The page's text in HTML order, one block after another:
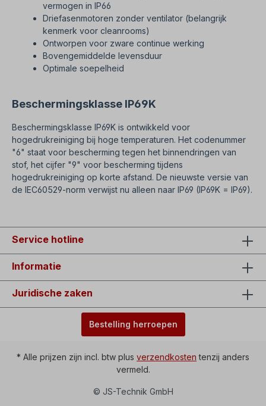
vermogen in IP66
Driefasenmotoren zonder ventilator (belangrijk
kenmerk voor cleanrooms)
Ontworpen voor zware continue werking
Bovengemiddelde levensduur
Optimale soepelheid
Beschermingsklasse IP69K
Beschermingsklasse IP69K is ontwikkeld voor
hogedrukreiniging bij hoge temperaturen. Het codenummer
"6" staat voor bescherming tegen het binnendringen van
stof, het cijfer "9" voor bescherming tijdens
hogedrukreiniging op korte afstand. De nieuwste versie van
de IEC60529-norm verwijst nu alleen naar IP69 (IP69K = IP69).
Service hotline
Informatie
Juridische zaken
Bestelling herroepen
* Alle prijzen zijn incl. btw plus verzendkosten tenzij anders
vermeld.
© JS-Technik GmbH